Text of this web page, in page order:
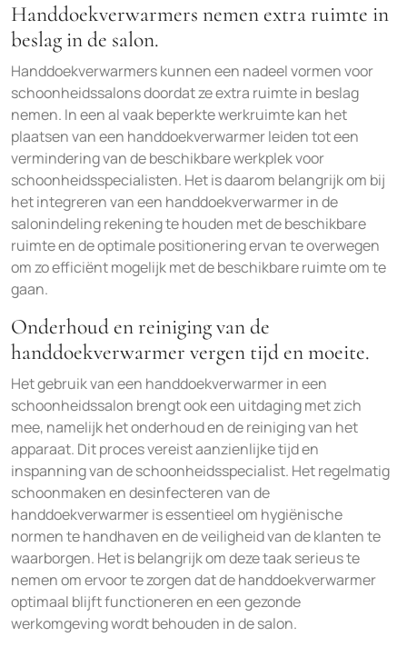
Handdoekverwarmers nemen extra ruimte in
beslag in de salon.
Handdoekverwarmers kunnen een nadeel vormen voor
schoonheidssalons doordat ze extra ruimte in beslag
nemen. In een al vaak beperkte werkruimte kan het
plaatsen van een handdoekverwarmer leiden tot een
vermindering van de beschikbare werkplek voor
schoonheidsspecialisten. Het is daarom belangrijk om bij
het integreren van een handdoekverwarmer in de
salonindeling rekening te houden met de beschikbare
ruimte en de optimale positionering ervan te overwegen
om zo efficiënt mogelijk met de beschikbare ruimte om te
gaan.
Onderhoud en reiniging van de
handdoekverwarmer vergen tijd en moeite.
Het gebruik van een handdoekverwarmer in een
schoonheidssalon brengt ook een uitdaging met zich
mee, namelijk het onderhoud en de reiniging van het
apparaat. Dit proces vereist aanzienlijke tijd en
inspanning van de schoonheidsspecialist. Het regelmatig
schoonmaken en desinfecteren van de
handdoekverwarmer is essentieel om hygiënische
normen te handhaven en de veiligheid van de klanten te
waarborgen. Het is belangrijk om deze taak serieus te
nemen om ervoor te zorgen dat de handdoekverwarmer
optimaal blijft functioneren en een gezonde
werkomgeving wordt behouden in de salon.